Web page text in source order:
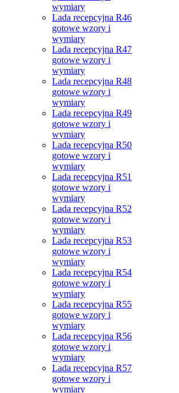
wymiary
Lada recepcyjna R46
gotowe wzory i
wymiary
Lada recepcyjna R47
gotowe wzory i
wymiary
Lada recepcyjna R48
gotowe wzory i
wymiary
Lada recepcyjna R49
gotowe wzory i
wymiary
Lada recepcyjna R50
gotowe wzory i
wymiary
Lada recepcyjna R51
gotowe wzory i
wymiary
Lada recepcyjna R52
gotowe wzory i
wymiary
Lada recepcyjna R53
gotowe wzory i
wymiary
Lada recepcyjna R54
gotowe wzory i
wymiary
Lada recepcyjna R55
gotowe wzory i
wymiary
Lada recepcyjna R56
gotowe wzory i
wymiary
Lada recepcyjna R57
gotowe wzory i
wymiary